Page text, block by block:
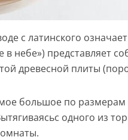
с латинского
небе») представляет
древесной плиты
большое по
одного из